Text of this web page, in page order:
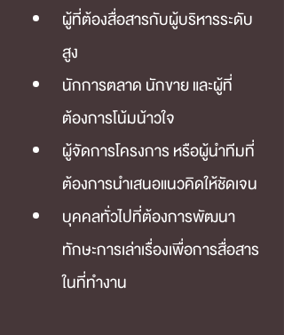
ผู้ที่ต้องสื่อสารกับผู้บริหารระดับ
สูง
นักการตลาด นักขาย และผู้ที่
ต้องการโน้มน้าวใจ
ผู้จัดการโครงการ หรือผู้นำทีมที่
ต้องการนำเสนอแนวคิดให้ชัดเจน
บุคคลทั่วไปที่ต้องการพัฒนา
ทักษะการเล่าเรื่องเพื่อการสื่อสาร
ในที่ทำงาน